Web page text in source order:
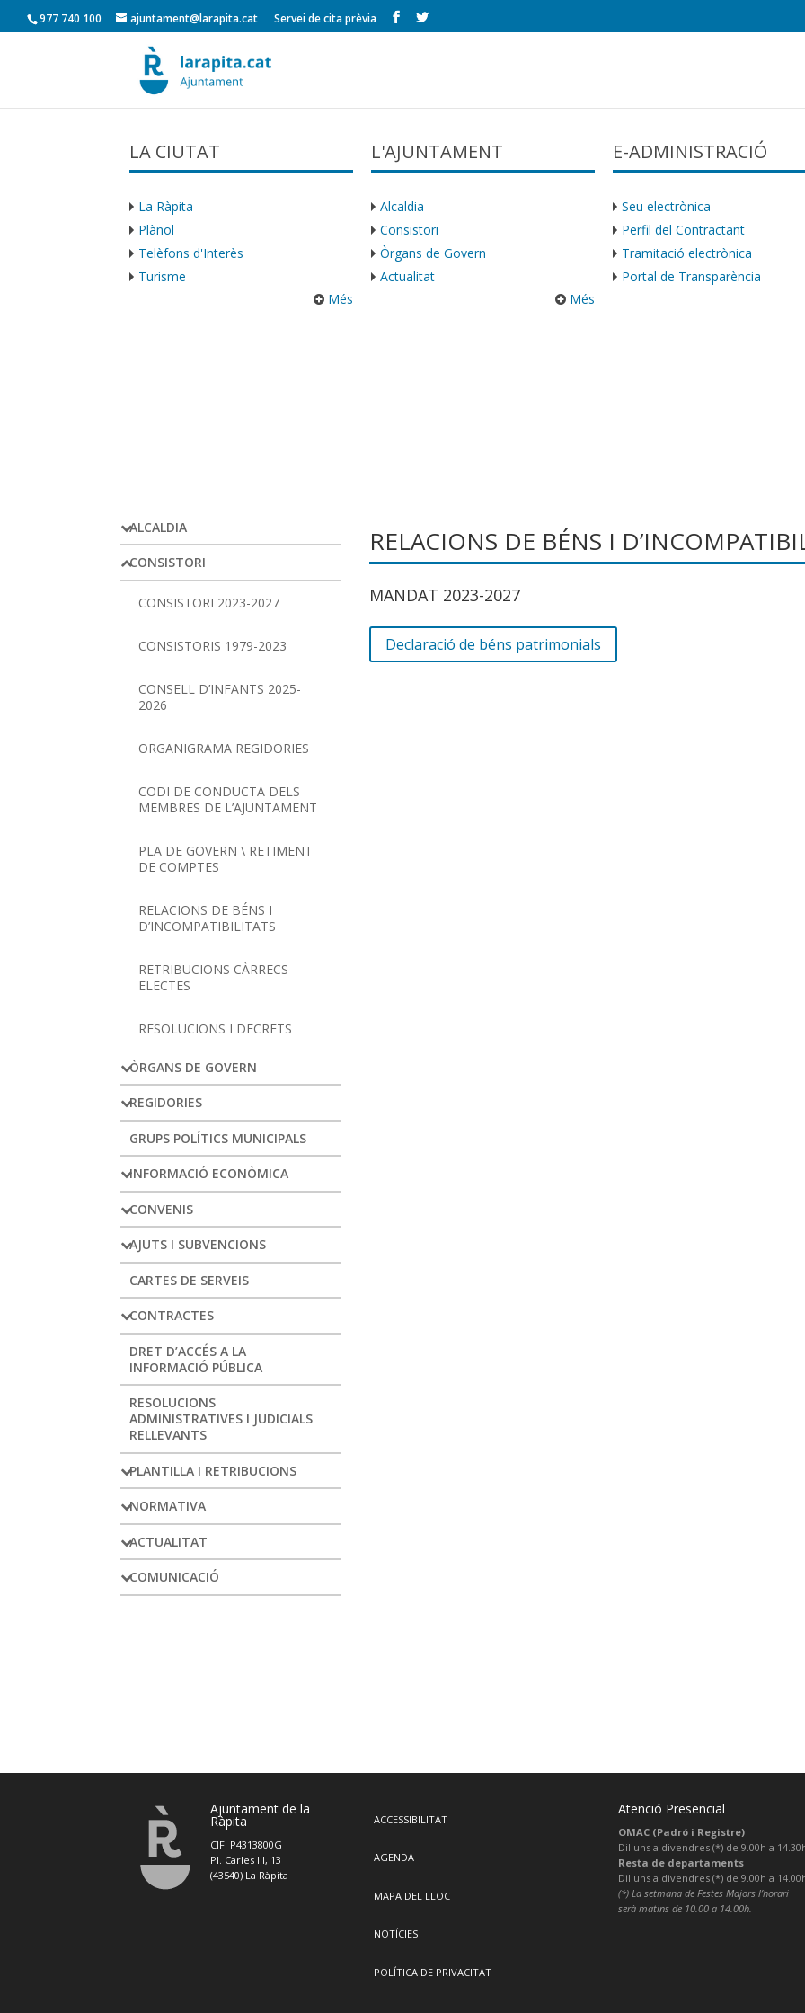
977 740 100 ajuntament@larapita.cat Servei de cita prèvia
LA CIUTAT
La Ràpita
Plànol
Telèfons d'Interès
Turisme
Més
L'AJUNTAMENT
Alcaldia
Consistori
Òrgans de Govern
Actualitat
Més
E-ADMINISTRACIÓ
Seu electrònica
Perfil del Contractant
Tramitació electrònica
Portal de Transparència
ALCALDIA
CONSISTORI
CONSISTORI 2023-2027
CONSISTORIS 1979-2023
CONSELL D’INFANTS 2025-
2026
ORGANIGRAMA REGIDORIES
CODI DE CONDUCTA DELS
MEMBRES DE L’AJUNTAMENT
PLA DE GOVERN \ RETIMENT
DE COMPTES
RELACIONS DE BÉNS I
D’INCOMPATIBILITATS
RETRIBUCIONS CÀRRECS
ELECTES
RESOLUCIONS I DECRETS
ÒRGANS DE GOVERN
REGIDORIES
GRUPS POLÍTICS MUNICIPALS
INFORMACIÓ ECONÒMICA
CONVENIS
AJUTS I SUBVENCIONS
CARTES DE SERVEIS
CONTRACTES
DRET D’ACCÉS A LA
INFORMACIÓ PÚBLICA
RESOLUCIONS
ADMINISTRATIVES I JUDICIALS
RELLEVANTS
PLANTILLA I RETRIBUCIONS
NORMATIVA
ACTUALITAT
COMUNICACIÓ
RELACIONS DE BÉNS I
MANDAT 2023-2027
Declaració de béns patrimonials
Ajuntament de la
Ràpita
CIF: P4313800G
Pl. Carles III, 13
(43540) La Ràpita
ACCESSIBILITAT
AGENDA
MAPA DEL LLOC
NOTÍCIES
POLÍTICA DE PRIVACITAT
Atenció Presencial
OMAC (Padró i Registre)
Dilluns a divendres (*) de 9.00h a
Resta de departaments
Dilluns a divendres (*) de 9.00h a
(*) La setmana de Festes Majors l’horari
serà matins de 10.00 a 14.00h.